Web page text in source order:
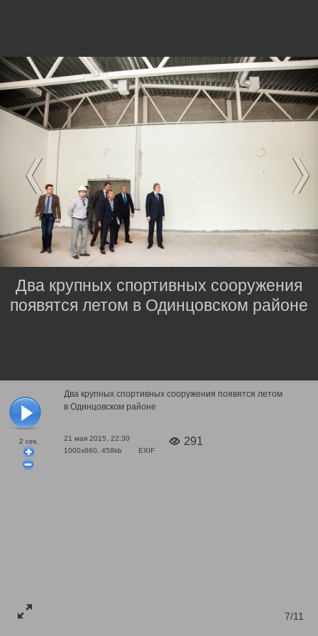
2 сек.
Два крупных спортивных сооружения появятся летом
в Одинцовском районе
21 мая 2015, 22:30
1000x660, 458kb
EXIF
291
7/11
Два крупных спортивных сооружения
появятся летом в Одинцовском районе